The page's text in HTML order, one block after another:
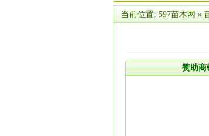
当前位置: 597苗木网 »
赞助商